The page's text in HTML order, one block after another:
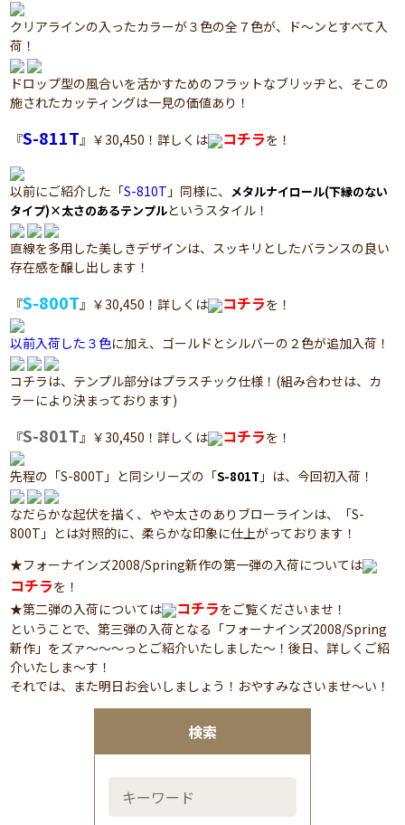
検索
クリアラインの入ったカラーが３色の全７色が、ド～ンとすべて入
荷！
ドロップ型の風合いを活かすためのフラットなブリッヂと、そこの
施されたカッティングは一見の価値あり！
『S-811T』￥30,450！詳しくは コチラを！
以前にご紹介した「S-810T 」同様に、 メタルナイロール(下縁のない
タイプ)×太さのあるテンプルというスタイル！
直線を多用した美しきデザインは、スッキリとしたバランスの良い
存在感を醸し出します！
『S-800T』￥30,450！詳しくは コチラを！
以前入荷した３色に加え、ゴールドとシルバーの２色が追加入荷！
コチラは、テンプル部分はプラスチック仕様！(組み合わせは、カ
ラーにより決まっております)
『S-801T』￥30,450！詳しくは コチラを！
先程の「S-800T」と同シリーズの「S-801T 」は、今回初入荷！
なだらかな起伏を描く、やや太さのありブローラインは、「S-
800T」とは対照的に、柔らかな印象に仕上がっております！
★フォーナインズ2008/Spring新作の第一弾の入荷については
コチラを！
★第二弾の入荷については
コチラをご覧くださいませ！
ということで、第三弾の入荷となる「フォーナインズ2008/Spring
新作」をズァ～～～っとご紹介いたしました～！後日、詳しくご紹
介いたしま～す！
それでは、また明日お会いしましょう！おやすみなさいませ～い！